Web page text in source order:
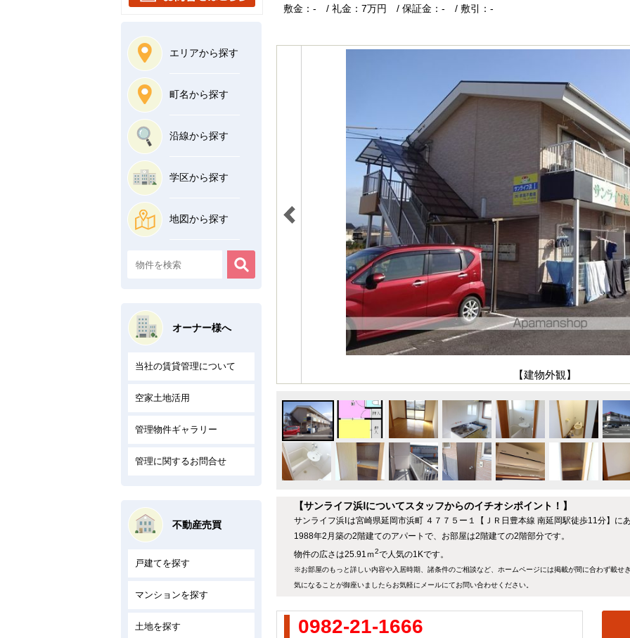
敷金：- / 礼金：7万円 / 保証金：- / 敷引：-
【建物外観】
【サンライフ浜Ⅰについてスタッフからのイチオシポイント！】
サンライフ浜Ⅰは宮崎県延岡市浜町 ４７７５ー１【ＪＲ日豊本線 南延岡駅徒歩11分】に
1988年2月築の2階建てのアパートで、お部屋は2階建ての2階部分です。
物件の広さは25.91ｍ2で人気の1Kです。
※お部屋のもっと詳しい内容や入居時期、諸条件のご相談など、ホームページには掲載が間に合わず載せ
気になることが御座いましたらお気軽にメールにてお問い合わせください。
0982-21-1666
エリアから探す
町名から探す
沿線から探す
学区から探す
地図から探す
オーナー様へ
当社の賃貸管理について
空家土地活用
管理物件ギャラリー
管理に関するお問合せ
不動産売買
戸建てを探す
マンションを探す
土地を探す